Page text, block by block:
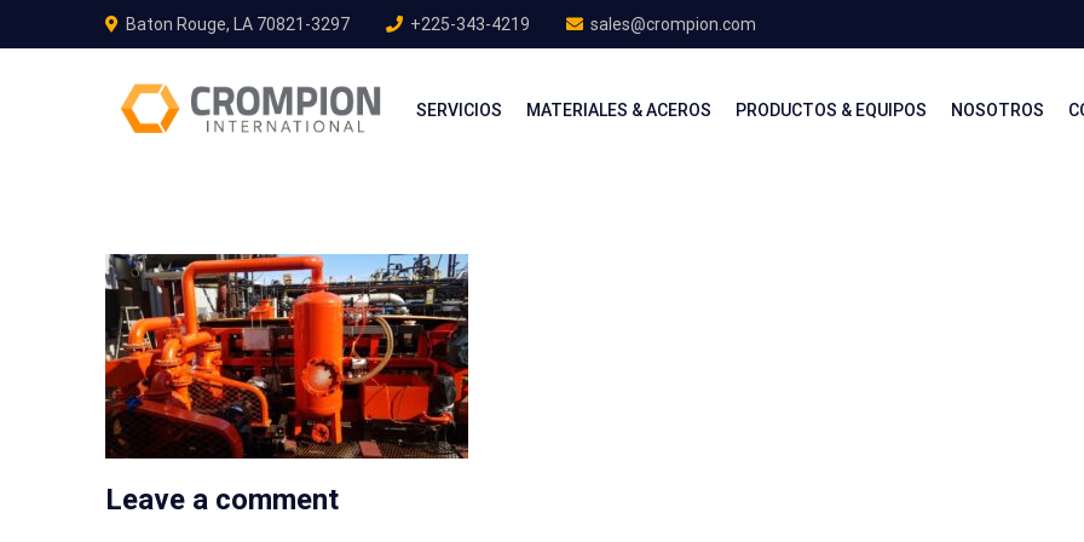
Baton Rouge, LA 70821-3297 +225-343-4219 sales@crompion.com
SERVICIOS MATERIALES & ACEROS PRODUCTOS & EQUIPOS NOSOTROS
Leave a comment